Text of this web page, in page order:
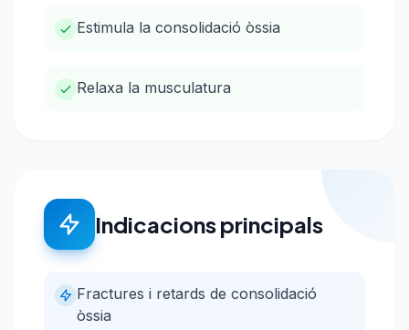
Estimula la consolidació òssia
Relaxa la musculatura
Indicacions principals
Fractures i retards de consolidació
òssia